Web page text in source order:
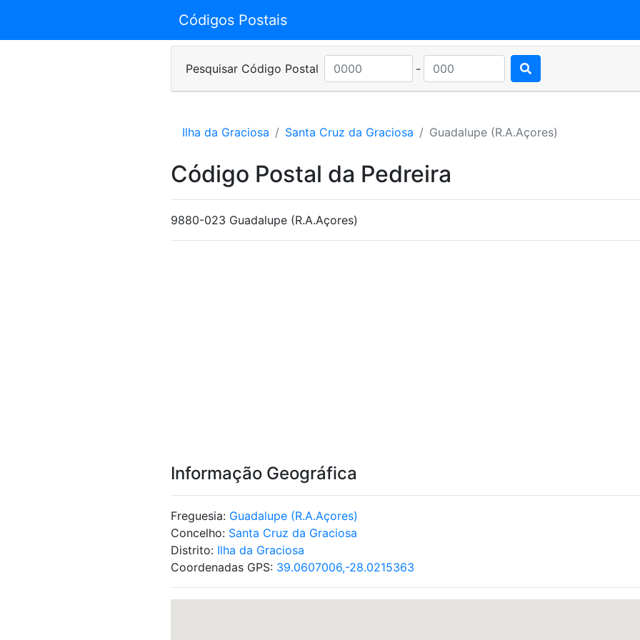
Códigos Postais
Pesquisar Código Postal -
Ilha da Graciosa Santa Cruz da Graciosa Guadalupe (R.A.Açores)
Código Postal da Pedreira
9880-023 Guadalupe (R.A.Açores)
Informação Geográfica
Freguesia: Guadalupe (R.A.Açores)
Concelho: Santa Cruz da Graciosa
Distrito: Ilha da Graciosa
Coordenadas GPS: 39.0607006,-28.0215363